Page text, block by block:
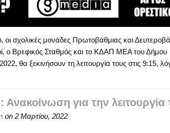
σχολικές μονάδες Πρωτοβάθμιας και
ο Βρεφικός Σταθμός και το ΚΔΑΠ ΜΕΑ του Δήμου
θα ξεκινήσουν τη λειτουργία τους στις 9:15,
για την λειτουργία
on 2 Μαρτίου, 2022